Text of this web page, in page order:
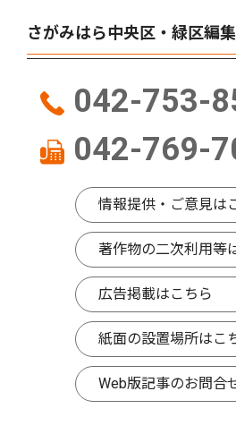
さがみはら中央区・緑区編
042-753-
042-769-
情報提供・ご意見は
著作物の二次利用等
広告掲載はこちら
紙面の設置場所はこ
Web版記事のお問合